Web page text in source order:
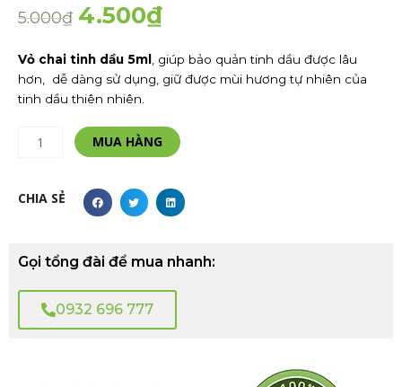
5.000₫ 4.500₫
Vỏ chai tinh dầu 5ml
, giúp bảo quản tinh dầu được lâu
hơn, dễ dàng sử dụng, giữ được mùi hương tự nhiên của
tinh dầu thiên nhiên.
Dầu
lượng
MUA HÀNG
CHIA SẺ
Gọi tổng đài để mua nhanh:
0932 696 777